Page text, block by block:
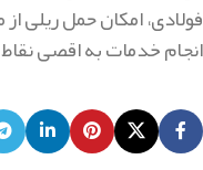
فولادی، امکان حمل ریلی
انجام خدمات به اقصی